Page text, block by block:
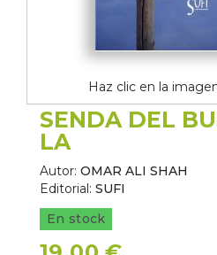
Haz clic en la
SENDA DEL
LA
Autor: OMAR ALI SHAH
Editorial: SUFI
En stock